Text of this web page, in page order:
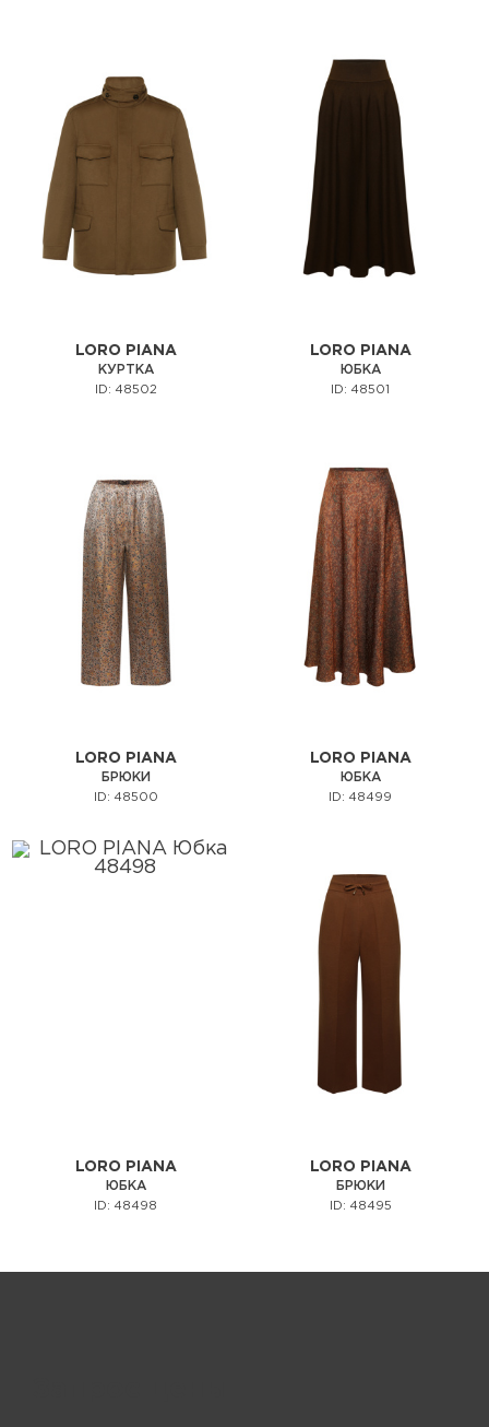
LORO PIANA
КУРТКА
ID: 48502
LORO PIANA
ЮБКА
ID: 48501
LORO PIANA
БРЮКИ
ID: 48500
LORO PIANA
ЮБКА
ID: 48499
LORO PIANA
ЮБКА
ID: 48498
LORO PIANA
БРЮКИ
ID: 48495